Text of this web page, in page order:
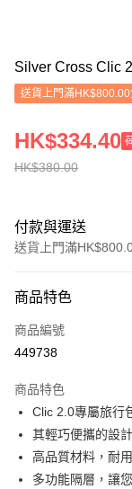
Silver Cross Clic
送貨上門滿HK$800.00
HK$380.00
HK$334.40
付款與運送
送貨上門滿
信用卡
Apple Pay
AlipayHK
PayMe
WeChat Pay
商品特色
商品編號
449738
商品特色
Clic 2.0專屬旅行
其輕巧便攜的設
高品質材料，耐
多功能隔層，讓